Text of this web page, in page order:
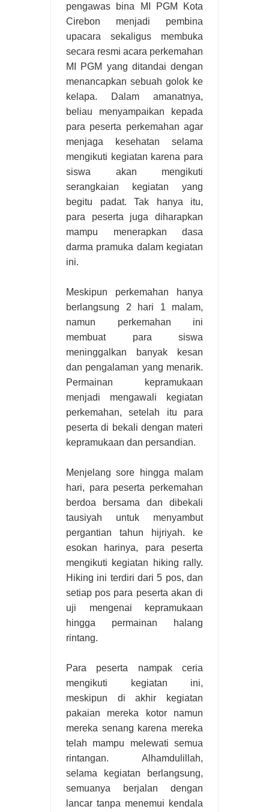
pengawas bina MI PGM Kota
Cirebon menjadi pembina
upacara sekaligus membuka
secara resmi acara perkemahan
MI PGM yang ditandai dengan
menancapkan sebuah golok ke
kelapa. Dalam amanatnya,
beliau menyampaikan kepada
para peserta perkemahan agar
menjaga kesehatan selama
mengikuti kegiatan karena para
siswa akan mengikuti
serangkaian kegiatan yang
begitu padat. Tak hanya itu,
para peserta juga diharapkan
mampu menerapkan dasa
darma pramuka dalam kegiatan
ini.
Meskipun perkemahan hanya
berlangsung 2 hari 1 malam,
namun perkemahan ini
membuat para siswa
meninggalkan banyak kesan
dan pengalaman yang menarik.
Permainan kepramukaan
menjadi mengawali kegiatan
perkemahan, setelah itu para
peserta di bekali dengan materi
kepramukaan dan persandian.
Menjelang sore hingga malam
hari, para peserta perkemahan
berdoa bersama dan dibekali
tausiyah untuk menyambut
pergantian tahun hijriyah. ke
esokan harinya, para peserta
mengikuti kegiatan hiking rally.
Hiking ini terdiri dari 5 pos, dan
setiap pos para peserta akan di
uji mengenai kepramukaan
hingga permainan halang
rintang.
Para peserta nampak ceria
mengikuti kegiatan ini,
meskipun di akhir kegiatan
pakaian mereka kotor namun
mereka senang karena mereka
telah mampu melewati semua
rintangan. Alhamdulillah,
selama kegiatan berlangsung,
semuanya berjalan dengan
lancar tanpa menemui kendala